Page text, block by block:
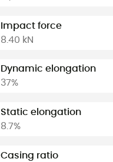
Impact force
8.40 kN
Dynamic elongation
37%
Static elongation
8.7%
Casing ratio